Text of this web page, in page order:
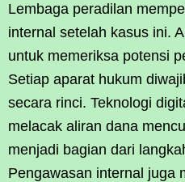
Lembaga peradilan
internal setelah kasus ini.
untuk memeriksa potensi
Setiap aparat hukum
secara rinci. Teknologi
melacak aliran dana
menjadi bagian dari
Pengawasan internal juga